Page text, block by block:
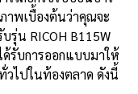
าพเบื้องต้นว่าคุณจะ
น RICOH B115W
รับการออกแบบมาให้
ไปในท้องตลาด ดังนี้